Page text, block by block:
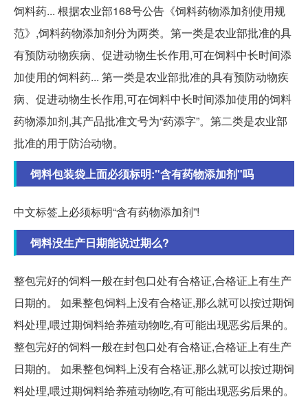
饲料药... 根据农业部168号公告《饲料药物添加剂使用规
范》,饲料药物添加剂分为两类。第一类是农业部批准的具
有预防动物疾病、促进动物生长作用,可在饲料中长时间添
加使用的饲料药... 第一类是农业部批准的具有预防动物疾
病、促进动物生长作用,可在饲料中长时间添加使用的饲料
药物添加剂,其产品批准文号为“药添字”。第二类是农业部
批准的用于防治动物。
饲料包装袋上面必须标明:"含有药物添加剂"吗
中文标签上必须标明“含有药物添加剂”!
饲料没生产日期能说过期么?
整包完好的饲料一般在封包口处有合格证,合格证上有生产
日期的。 如果整包饲料上没有合格证,那么就可以按过期饲
料处理,喂过期饲料给养殖动物吃,有可能出现恶劣后果的。
整包完好的饲料一般在封包口处有合格证,合格证上有生产
日期的。 如果整包饲料上没有合格证,那么就可以按过期饲
料处理,喂过期饲料给养殖动物吃,有可能出现恶劣后果的。